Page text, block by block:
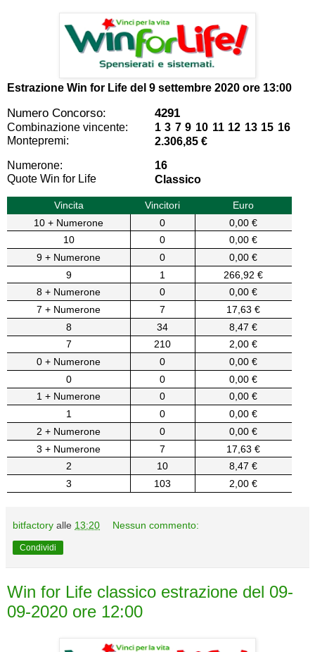
Estrazione Win for Life del 9 settembre 2020 ore 13:00
Numero Concorso: 4291
Combinazione vincente:
1 3 7 9 10 11 12 13 15 16
Montepremi:
2.306,85 €
Numerone:
16
Quote Win for Life
Classico
Vincita Vincitori
Euro
10 + Numerone
0
0,00 €
10
0
0,00 €
9 + Numerone
0
0,00 €
9
1
266,92 €
8 + Numerone
0
0,00 €
7 + Numerone
7
17,63 €
8
34
8,47 €
7
210
2,00 €
0 + Numerone
0
0,00 €
0
0
0,00 €
1 + Numerone
0
0,00 €
1
0
0,00 €
2 + Numerone
0
0,00 €
3 + Numerone
7
17,63 €
2
10
8,47 €
3
103 2,00 €
bitfactory alle 13:20 Nessun commento:
Condividi
Win for Life classico estrazione del 09-
09-2020 ore 12:00